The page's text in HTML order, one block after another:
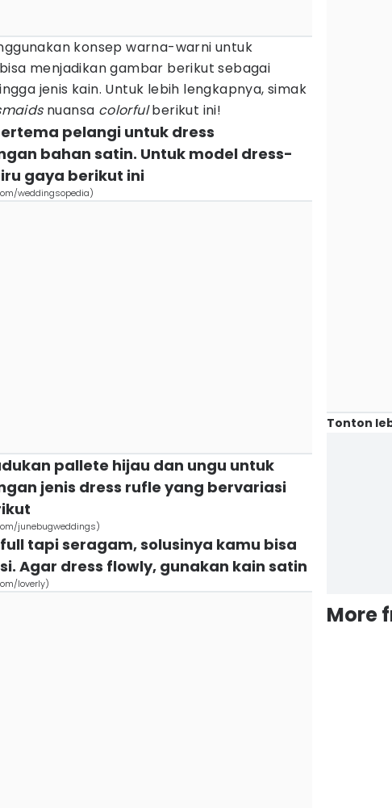
konsep warna-warni untuk
menjadikan gambar berikut sebagai
jenis kain. Untuk lebih lengkapnya, simak
nuansa colorfulberikut ini!
pelangi untuk dress
bahan satin. Untuk model dress-
gaya berikut ini
weddingsopedia)
pallete hijau dan ungu untuk
jenis dress rufle yang bervariasi
junebugweddings)
tapi seragam, solusinya kamu bisa
Agar dress flowly, gunakan kain satin
loverly)
Tonton
More